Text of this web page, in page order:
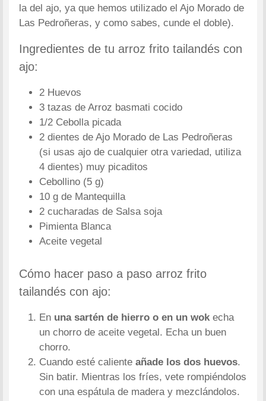
la del ajo, ya que hemos utilizado el Ajo Morado de
Las Pedroñeras, y como sabes, cunde el doble).
Ingredientes de tu arroz frito tailandés con
ajo:
2 Huevos
3 tazas de Arroz basmati cocido
1/2 Cebolla picada
2 dientes de Ajo Morado de Las Pedroñeras
(si usas ajo de cualquier otra variedad, utiliza
4 dientes) muy picaditos
Cebollino (5 g)
10 g de Mantequilla
2 cucharadas de Salsa soja
Pimienta Blanca
Aceite vegetal
Cómo hacer paso a paso arroz frito
tailandés con ajo:
En una sartén de hierro o en un wokecha
un chorro de aceite vegetal. Echa un buen
chorro.
Cuando esté caliente añade los dos huevos.
Sin batir. Mientras los fríes, vete rompiéndolos
con una espátula de madera y mezclándolos.